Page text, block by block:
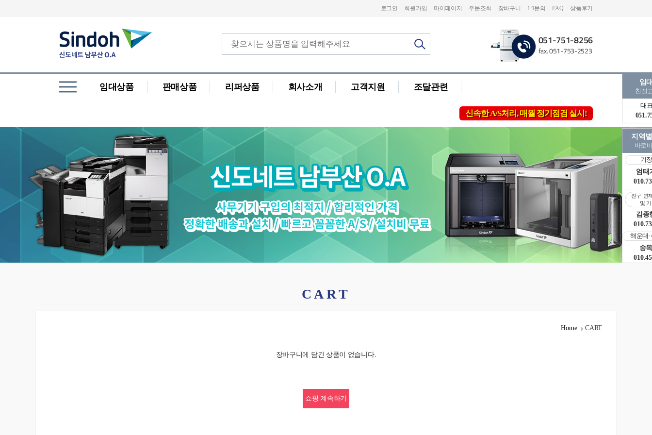
로그인 회원가입 마이페이지 주문조회 장바구니 1:1문의 FAQ 상품후기
051-751-8256
fax. 051-753-2523
임대상품 판매상품 리퍼상품 회사소개 고객지원 조달관련
신속한 A/S처리, 매월 정기점검 실시!
CART
Home CART
장바구니에 담긴 상품이 없습니다.
쇼핑 계속하기
임
친절
대
지역
바로
기
엄태
진구·연
및
김종
해운대
송